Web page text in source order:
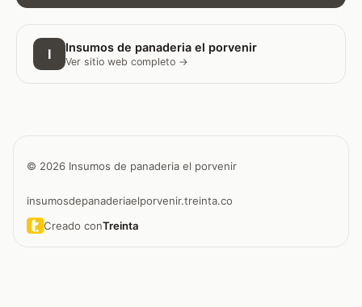
I Insumos de panaderia el porvenir
Ver sitio web completo →
© 2026 Insumos de panaderia el porvenir
insumosdepanaderiaelporvenir.treinta.co
Creado conTreinta